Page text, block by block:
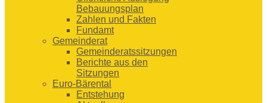
Bebauungsplan
Zahlen und Fakten
Fundamt
Gemeinderat
Gemeinderatssitzungen
Berichte aus den
Sitzungen
Euro-Bärental
Entstehung